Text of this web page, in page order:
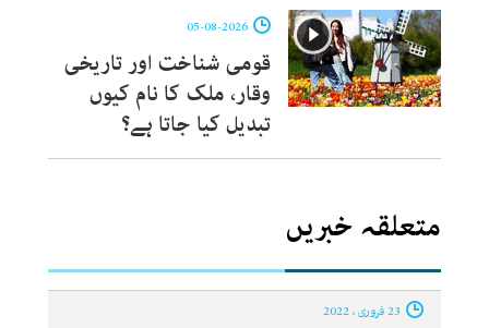
قومی شناخت اور تاریخی
وقار، ملک کا نام کیوں
تبدیل کیا جاتا ہے؟
متعلقہ خبریں